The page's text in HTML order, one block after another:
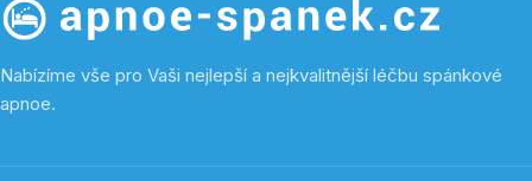
terapie bez obětování pohodlí.
terapie bez obětování pohodlí.
Nabízíme vše pro Vaši nejlepší a nejkvalitnější léčbu spánkové
apnoe.